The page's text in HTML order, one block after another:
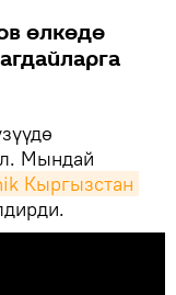
өлкөдө
Мындай
Кыргызстан